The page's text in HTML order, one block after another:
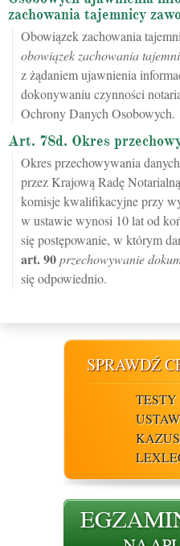
zachowania tajemnicy
Obowiązek zachowania
obowiązek zachowania
z żądaniem ujawnienia
dokonywaniu czynności
Ochrony Danych Osobowych.
Art. 78d. Okres
Okres przechowywania
przez Krajową Radę
komisje kwalifikacyjne przy
w ustawie wynosi 10 lat od
się postępowanie, w którym
art.90przechowywanie
się odpowiednio.
SPRAWDŹ
TESTY